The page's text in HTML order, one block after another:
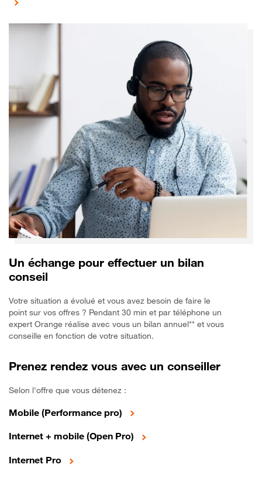
Un échange pour effectuer un bilan
conseil
Votre situation a évolué et vous avez besoin de faire le
point sur vos offres ? Pendant 30 min et par téléphone un
expert Orange réalise avec vous un bilan annuel** et vous
conseille en fonction de votre situation.
Prenez rendez vous avec un conseiller
Selon l'offre que vous détenez :
Mobile (Performance pro)
Internet + mobile (Open Pro)
Internet Pro